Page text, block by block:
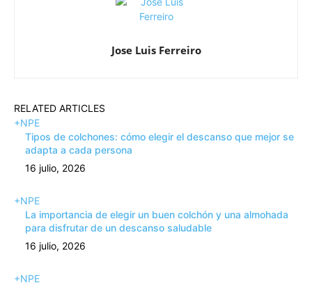
Jose Luis Ferreiro
RELATED ARTICLES
+NPE
Tipos de colchones: cómo elegir el descanso que mejor se
adapta a cada persona
16 julio, 2026
+NPE
La importancia de elegir un buen colchón y una almohada
para disfrutar de un descanso saludable
16 julio, 2026
+NPE